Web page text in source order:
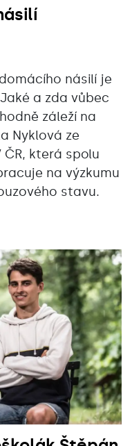
násilí je
a zda vůbec
záleží na
Nyklová ze
která spolu
na výzkumu
stavu.